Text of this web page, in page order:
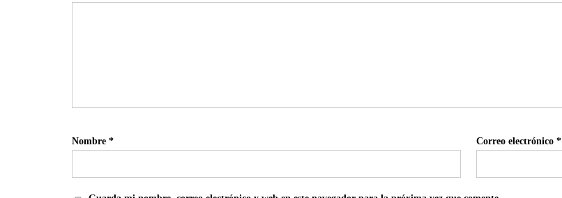
Nombre * Correo electrónico*